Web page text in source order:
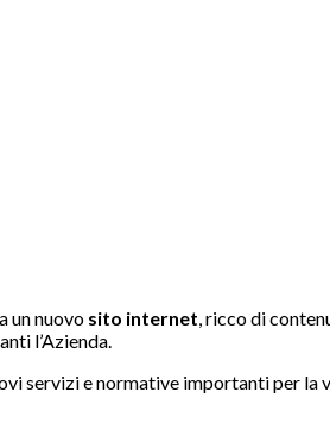
un nuovo sito internet, ricco di
l’Azienda.
servizi e normative importanti per la